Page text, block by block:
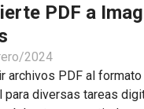
PDF a
2024
archivos PDF al formato
para diversas tareas